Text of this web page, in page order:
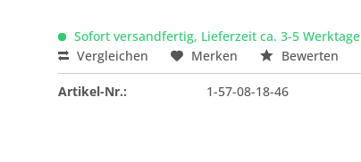
Sofort versandfertig, Lieferzeit ca. 3-5 Werktage
Vergleichen
Merken Bewerten
Artikel-Nr.: 1-57-08-18-46